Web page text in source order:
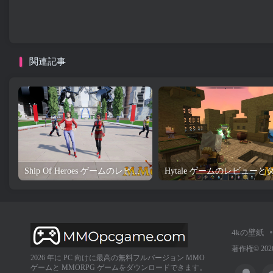
関連記事
Ship Of Heroes ゲームのレビューとダウンロード
2026 年に PC 向けに最高の無料フルバージョン MMO
ゲームと MMORPG ゲームをダウンロードできます。
4kの壁紙
著作権©